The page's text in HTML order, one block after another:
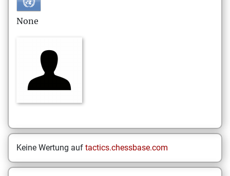
None
Keine Wertung auf tactics.chessbase.com